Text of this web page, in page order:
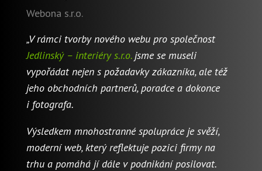
Webona s.r.o.
„V rámci tvorby nového webu pro společnost
Jedlinský – interiéry s.r.o.jsme se museli
vypořádat nejen s požadavky zákazníka, ale též
jeho obchodních partnerů, poradce a dokonce
i fotografa.
Výsledkem mnohostranné spolupráce je svěží,
moderní web, který reflektuje pozici firmy na
trhu a pomáhá jí dále v podnikání posilovat.